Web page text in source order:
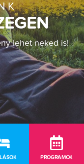
lehet neked is!
PROGRAMOK